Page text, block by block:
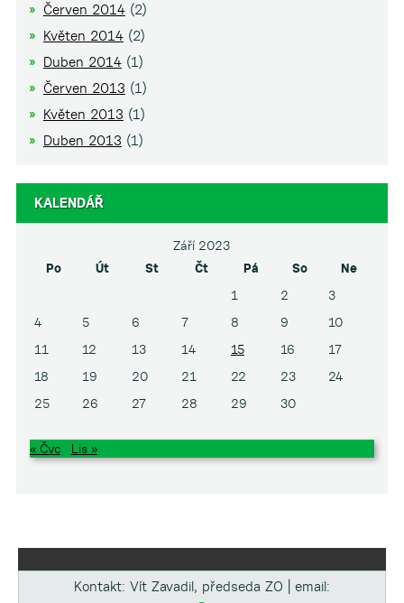
Červen 2014(2)
Květen 2014(2)
Duben 2014(1)
Červen 2013 (1)
Květen 2013 (1)
Duben 2013 (1)
KALENDÁŘ
Září 2023
Po
Út St Čt Pá So
Ne
1
2
3
4
5 6 7 8 9
10
11
12 13 14 15 16
17
18
19 20 21 22 23
24
25
26 27 28 29 30
« Čvc Lis »
Kontakt: Vít Zavadil, předseda ZO | email: